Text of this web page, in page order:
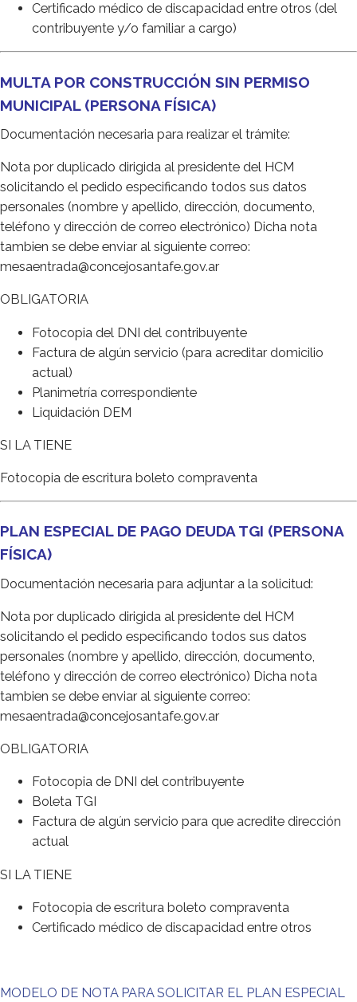
Certificado médico de discapacidad entre otros (del
contribuyente y/o familiar a cargo)
MULTA POR CONSTRUCCIÓN SIN PERMISO
MUNICIPAL (PERSONA FÍSICA)
Documentación necesaria para realizar el trámite:
Nota por duplicado dirigida al presidente del HCM
solicitando el pedido especificando todos sus datos
personales (nombre y apellido, dirección, documento,
teléfono y dirección de correo electrónico) Dicha nota
tambien se debe enviar al siguiente correo:
mesaentrada@concejosantafe.gov.ar
OBLIGATORIA
Fotocopia del DNI del contribuyente
Factura de algún servicio (para acreditar domicilio
actual)
Planimetría correspondiente
Liquidación DEM
SI LA TIENE
Fotocopia de escritura boleto compraventa
PLAN ESPECIAL DE PAGO DEUDA TGI (PERSONA
FÍSICA)
Documentación necesaria para adjuntar a la solicitud:
Nota por duplicado dirigida al presidente del HCM
solicitando el pedido especificando todos sus datos
personales (nombre y apellido, dirección, documento,
teléfono y dirección de correo electrónico) Dicha nota
tambien se debe enviar al siguiente correo:
mesaentrada@concejosantafe.gov.ar
OBLIGATORIA
Fotocopia de DNI del contribuyente
Boleta TGI
Factura de algún servicio para que acredite dirección
actual
SI LA TIENE
Fotocopia de escritura boleto compraventa
Certificado médico de discapacidad entre otros
MODELO DE NOTA PARA SOLICITAR EL PLAN ESPECIAL